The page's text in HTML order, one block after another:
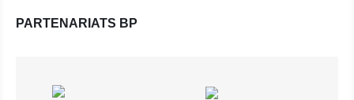
PARTENARIATS BP